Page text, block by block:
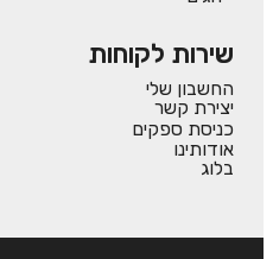
שירות לקוחות
החשבון שלי
יצירת קשר
כניסת ספקים
אודותינו
בלוג